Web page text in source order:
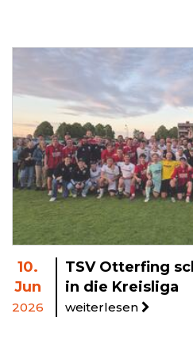
10.
Jun
2026
TSV Otterfing
in die Kreisliga
weiterlesen